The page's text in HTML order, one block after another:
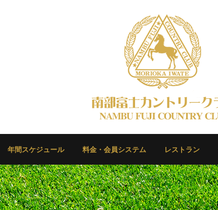
年間スケジュール 料金・会員システム レストラン